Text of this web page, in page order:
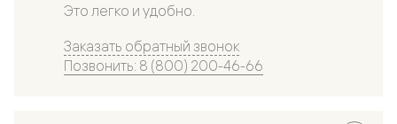
Это легко и удобно.
Заказать обратный звонок
Позвонить: 8 (800) 200-46-66